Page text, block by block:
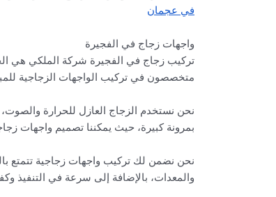
في عجمان
واجهات زجاج في الفجيرة
تركيب زجاج في الفجيرة شركة الملكي هي
متخصصون في تركيب الواجهات الزجاجية
نحن نستخدم الزجاج العازل للحرارة
بمرونة كبيرة، حيث يمكننا تصميم واجهات
نحن نضمن لك تركيب واجهات زجاجية تتمتع
والمعدات، بالإضافة إلى سرعة في التنفيذ